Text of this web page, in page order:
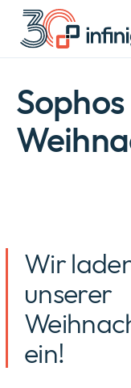
Zum
Inhalt
wechseln
Sophos
Wir
unserer
ein!